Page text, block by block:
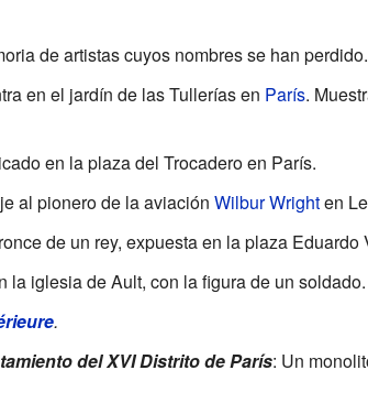
de artistas cuyos nombres se han perdido.
en el jardín de las Tullerías en París.
en la plaza del Trocadero en París.
al pionero de la aviación Wilbur Wrighten
de un rey, expuesta en la plaza Eduardo
la iglesia de Ault, con la figura de un soldado.
.
del XVI Distrito de París: Un